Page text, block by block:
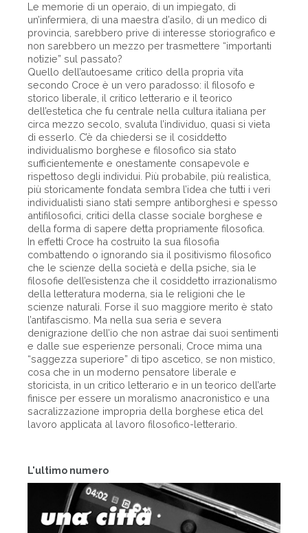
L'ultimo numero
Le memorie di un operaio, di un impiegato, di
un’infermiera, di una maestra d’asilo, di un medico di
provincia, sarebbero prive di interesse storiografico e
non sarebbero un mezzo per trasmettere “importanti
notizie” sul passato?
Quello dell’autoesame critico della propria vita
secondo Croce è un vero paradosso: il filosofo e
storico liberale, il critico letterario e il teorico
dell’estetica che fu centrale nella cultura italiana per
circa mezzo secolo, svaluta l’individuo, quasi si vieta
di esserlo. C’è da chiedersi se il cosiddetto
individualismo borghese e filosofico sia stato
sufficientemente e onestamente consapevole e
rispettoso degli individui. Più probabile, più realistica,
più storicamente fondata sembra l’idea che tutti i veri
individualisti siano stati sempre antiborghesi e spesso
antifilosofici, critici della classe sociale borghese e
della forma di sapere detta propriamente filosofica.
In effetti Croce ha costruito la sua filosofia
combattendo o ignorando sia il positivismo filosofico
che le scienze della società e della psiche, sia le
filosofie dell’esistenza che il cosiddetto irrazionalismo
della letteratura moderna, sia le religioni che le
scienze naturali. Forse il suo maggiore merito è stato
l’antifascismo. Ma nella sua seria e severa
denigrazione dell’io che non astrae dai suoi sentimenti
e dalle sue esperienze personali, Croce mima una
“saggezza superiore” di tipo ascetico, se non mistico,
cosa che in un moderno pensatore liberale e
storicista, in un critico letterario e in un teorico dell’arte
finisce per essere un moralismo anacronistico e una
sacralizzazione impropria della borghese etica del
lavoro applicata al lavoro filosofico-letterario.